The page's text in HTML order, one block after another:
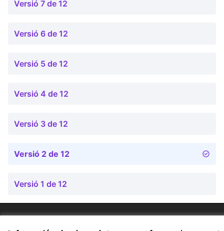
Versió 7 de 12
Versió 6 de 12
Versió 5 de 12
Versió 4 de 12
Versió 3 de 12
Versió 2 de 12
Versió 1 de 12
Configuració de les galetes